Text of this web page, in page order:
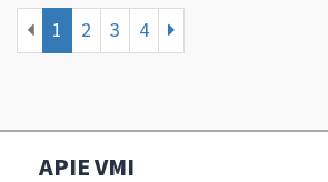
1 2 3 4
APIE VMI